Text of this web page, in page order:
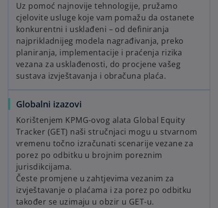
Uz pomoć najnovije tehnologije, pružamo
cjelovite usluge koje vam pomažu da ostanete
konkurentni i usklađeni – od definiranja
najprikladnijeg modela nagrađivanja, preko
planiranja, implementacije i praćenja rizika
vezana za usklađenosti, do procjene vašeg
sustava izvještavanja i obračuna plaća.
Globalni izazovi
Korištenjem KPMG-ovog alata Global Equity
Tracker (GET) naši stručnjaci mogu u stvarnom
vremenu točno izračunati scenarije vezane za
porez po odbitku u brojnim poreznim
jurisdikcijama.
Česte promjene u zahtjevima vezanim za
izvještavanje o plaćama i za porez po odbitku
također se uzimaju u obzir u GET-u.